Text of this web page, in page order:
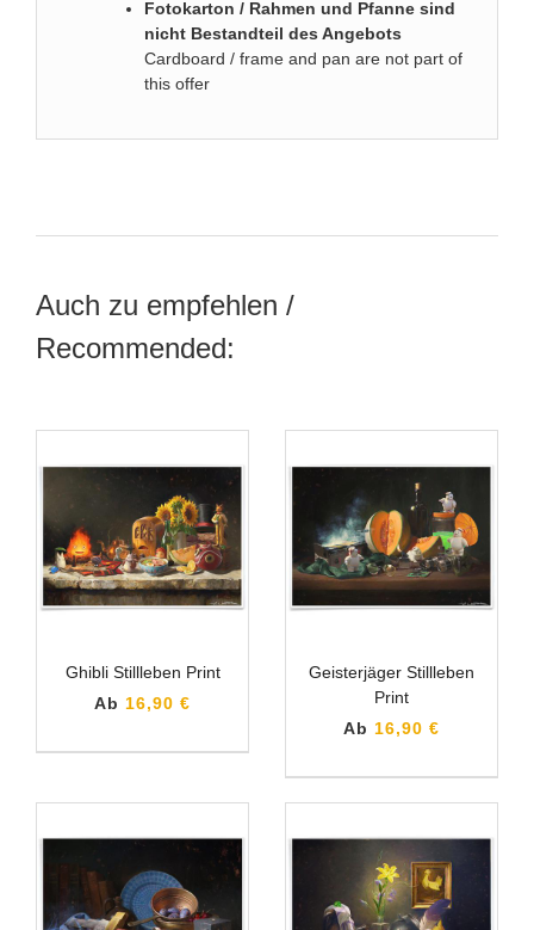
Fotokarton / Rahmen und Pfanne sind
nicht Bestandteil des Angebots
Cardboard / frame and pan are not part of
this offer
Auch zu empfehlen /
Recommended:
Ghibli Stillleben Print
Ab 16,90 €
Geisterjäger Stillleben
Print
Ab 16,90 €